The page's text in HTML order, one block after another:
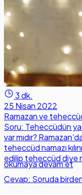
3 dk.
25 Nisan 2022
Ramazan ve
Soru: Teheccüdün
var mıdır?
teheccüd namazı
edilip teheccüd diye
Cevap: Soruda
okumaya devam et